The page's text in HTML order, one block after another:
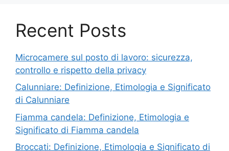
Recent Posts
Microcamere sul posto di lavoro: sicurezza,
controllo e rispetto della privacy
Calunniare: Definizione, Etimologia e Significato
di Calunniare
Fiamma candela: Definizione, Etimologia e
Significato di Fiamma candela
Broccati: Definizione, Etimologia e Significato di